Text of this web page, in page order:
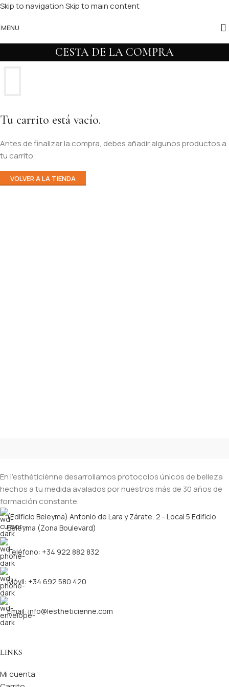
Skip to navigationSkip to main content
MENU
CESTA DE LA COMPRA
Tu carrito está vacío.
Antes de finalizar la compra, debes añadir algunos productos a
tu carrito.
VOLVER A LA TIENDA
En l’esthéticiènne desarrollamos protocolos únicos de belleza
hechos a tu medida avalados por nuestros más de 30 años de
formación constante.
(Edificio Beleyma) Antonio de Lara y Zárate, 2 - Local 5 Edificio
Beleyma (Zona Boulevard)
Teléfono: +34 922 882 832
Móvil: +34 692 580 420
Email: info@lestheticienne.com
LINKS
Mi cuenta